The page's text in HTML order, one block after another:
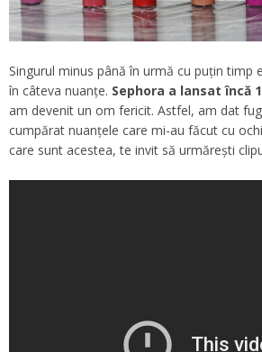
Singurul minus până în urmă cu puțin timp
în câteva nuanțe. Sephora a lansat încă
am devenit un om fericit. Astfel, am dat
cumpărat nuanțele care mi-au făcut cu
care sunt acestea, te invit să urmărești